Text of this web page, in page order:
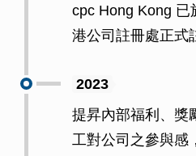
cpc Hong Kong 已
港公司註冊處正式
2023
提昇內部福利、獎
工對公司之參與感